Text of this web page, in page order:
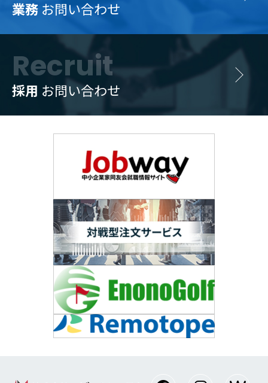
業務 お問い合わせ
Recruit
採用 お問い合わせ